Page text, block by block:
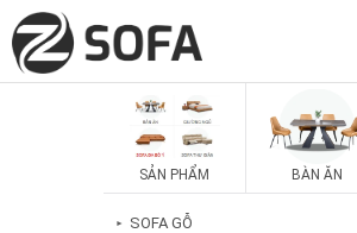
SẢN PHẨM BÀN ĂN
► SOFA GỖ